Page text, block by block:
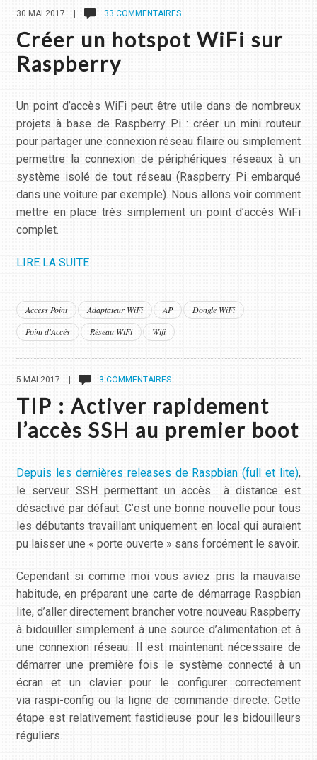
30 MAI 2017 | 33 COMMENTAIRES
Créer un hotspot WiFi sur
Raspberry
Un point d’accès WiFi peut être utile dans de nombreux
projets à base de Raspberry Pi : créer un mini routeur
pour partager une connexion réseau filaire ou simplement
permettre la connexion de périphériques réseaux à un
système isolé de tout réseau (Raspberry Pi embarqué
dans une voiture par exemple). Nous allons voir comment
mettre en place très simplement un point d’accès WiFi
complet.
LIRE LA SUITE
Access Point Adaptateur WiFi AP
Dongle WiFi
Point d'Accès
Réseau WiFi Wifi
5 MAI 2017 | 3 COMMENTAIRES
TIP : Activer rapidement
l’accès SSH au premier boot
Depuis les dernières releases de Raspbian (full et lite),
le serveur SSH permettant un accès à distance est
désactivé par défaut. C’est une bonne nouvelle pour tous
les débutants travaillant uniquement en local qui auraient
pu laisser une « porte ouverte » sans forcément le savoir.
Cependant si comme moi vous aviez pris lamauvaise
habitude, en préparant une carte de démarrage Raspbian
lite, d’aller directement brancher votre nouveau Raspberry
à bidouiller simplement à une source d’alimentation et à
une connexion réseau. Il est maintenant nécessaire de
démarrer une première fois le système connecté à un
écran et un clavier pour le configurer correctement
viaraspi-config ou la ligne de commande directe. Cette
étape est relativement fastidieuse pour les bidouilleurs
réguliers.